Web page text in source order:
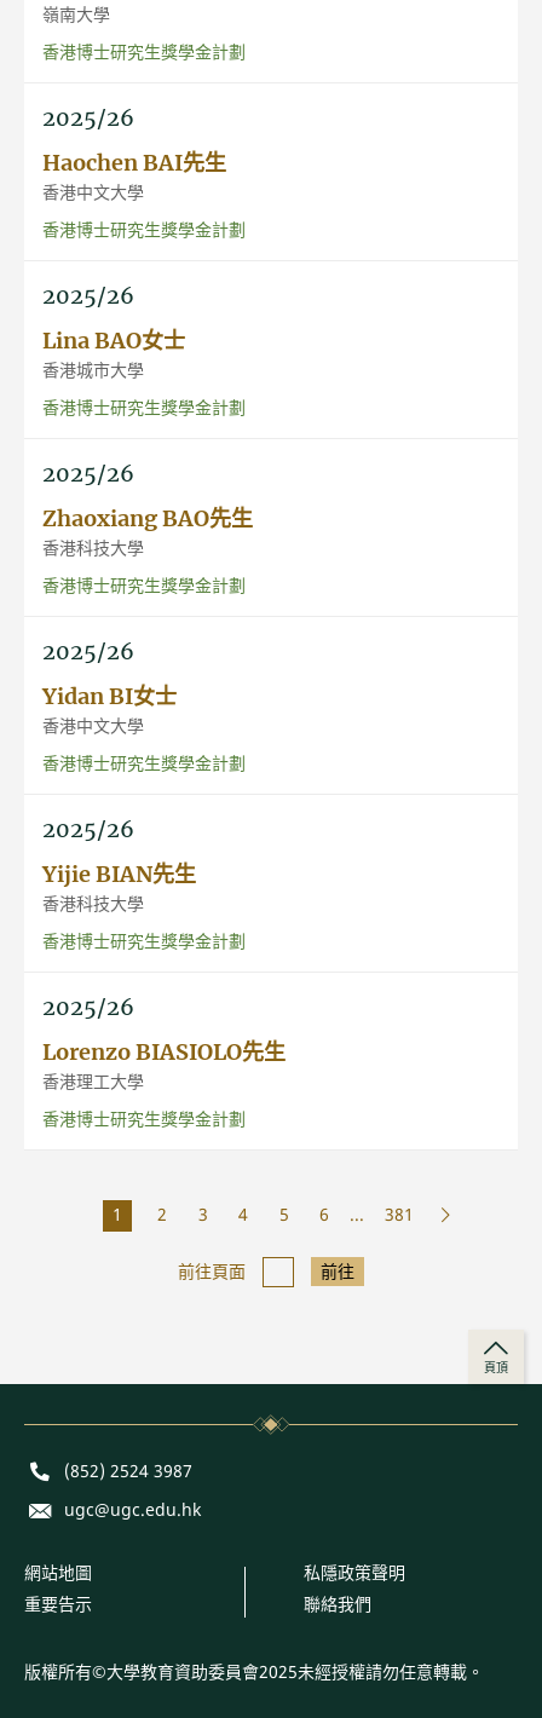
嶺南大學
香港博士研究生獎學金計劃
2025/26
Haochen BAI先生
香港中文大學
香港博士研究生獎學金計劃
2025/26
Lina BAO女士
香港城市大學
香港博士研究生獎學金計劃
2025/26
Zhaoxiang BAO先生
香港科技大學
香港博士研究生獎學金計劃
2025/26
Yidan BI女士
香港中文大學
香港博士研究生獎學金計劃
2025/26
Yijie BIAN先生
香港科技大學
香港博士研究生獎學金計劃
2025/26
Lorenzo BIASIOLO先生
香港理工大學
香港博士研究生獎學金計劃
1 2 3 4 5 6 ... 381
前往頁面 前往
頁頂
Phone(852) 2524 3987
E-mailugc@ugc.edu.hk
網站地圖
重要告示
私隱政策聲明
聯絡我們
版權所有©大學教育資助委員會2025未經授權請勿任意轉載。